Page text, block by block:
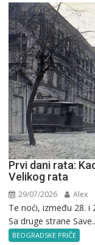
Prvi dani rata:
Velikog rata
29/07/2026 Alex
Te noći, između 28. i
Sa druge strane
BEOGRADSKE PRIČE